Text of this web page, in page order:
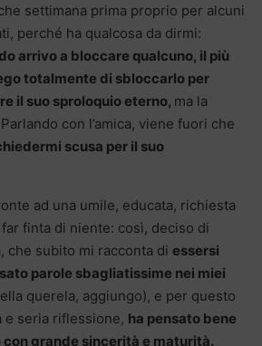
settimana prima proprio per alcuni
perché ha qualcosa da dirmi:
arrivo a bloccare qualcuno, il più
totalmente di sbloccarlo per
il suo sproloquio eterno, ma la
con l’amica, viene fuori che
scusa per il suo
ad una umile, educata, richiesta
finta di niente: così, deciso di
che subito mi racconta di essersi
parole sbagliatissime nei miei
querela, aggiungo), e per questo
e seria riflessione, ha pensato bene
con grande sincerità e maturità.